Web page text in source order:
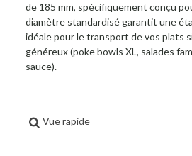
de 185 mm, spécifiquement conçu
diamètre standardisé garantit une
idéale pour le transport de vos plats
généreux (poke bowls XL, salades
sauce).
Vue rapide